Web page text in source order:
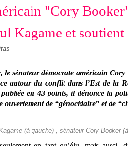
"Cory
Kagame et
le sénateur démocrate américain
autour du conflit dans l’Est de la
en 43 points, il dénonce la
de “génocidaire” et de
(à gauche) , sénateur Cory Booker